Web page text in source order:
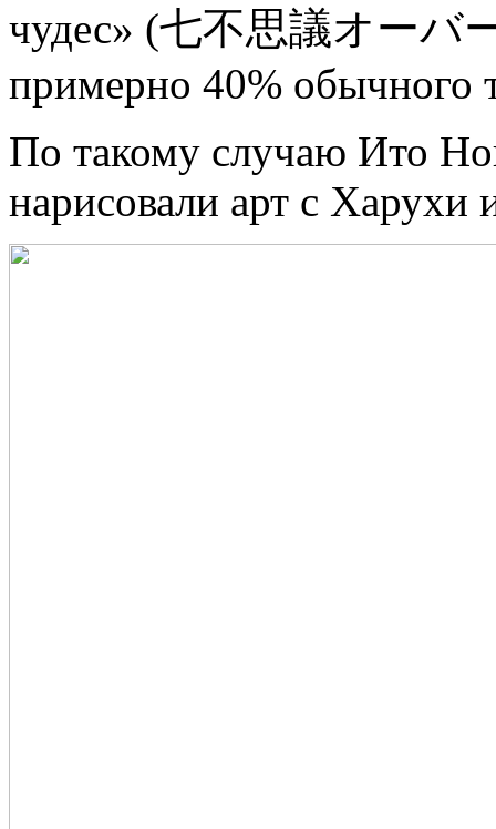
чудес» (七不思議オーバ
примерно 40% обычного
По такому случаю Ито
нарисовали арт с